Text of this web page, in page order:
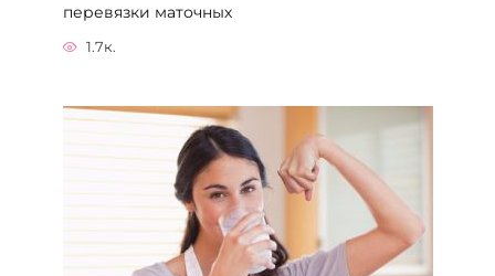
перевязки маточных
1.7к.